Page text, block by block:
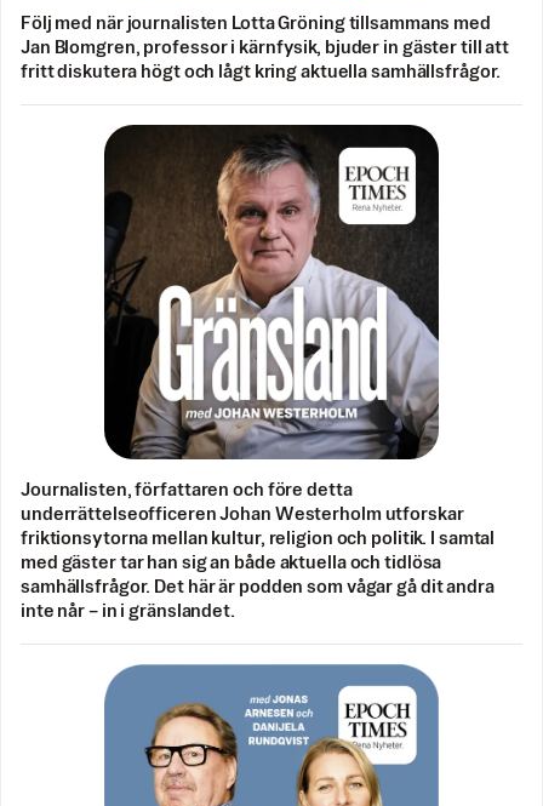
Följ med när journalisten Lotta Gröning tillsammans med
Jan Blomgren, professor i kärnfysik, bjuder in gäster till att
fritt diskutera högt och lågt kring aktuella samhällsfrågor.
Journalisten, författaren och före detta
underrättelseofficeren Johan Westerholm utforskar
friktionsytorna mellan kultur, religion och politik. I samtal
med gäster tar han sig an både aktuella och tidlösa
samhällsfrågor. Det här är podden som vågar gå dit andra
inte når – in i gränslandet.